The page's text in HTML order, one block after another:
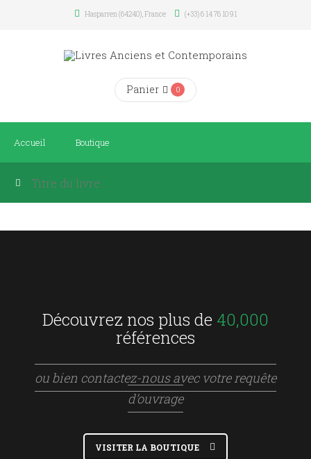
Hasparren (64240), France (+33) 6 14 76 10 91
Panier 0
Accueil Boutique
Découvrez nos plus de 40,000
références
ou bien contactez-nous avec votre requête
d’ouvrage
VISITER LA BOUTIQUE